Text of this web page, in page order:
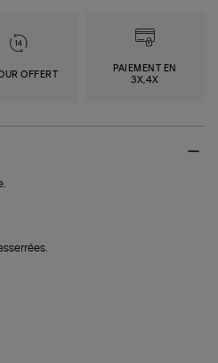
OFFERT
PAIEMENT EN
3X,4X